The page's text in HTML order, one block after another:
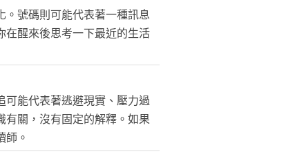
。號碼則可能代表著一種訊息
在醒來後思考一下最近的生活
可能代表著逃避現實、壓力過
有關，沒有固定的解釋。如果
師。